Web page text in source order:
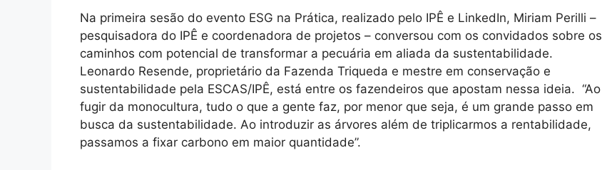
Na primeira sesão do evento ESG na Prática, realizado pelo IPÊ e LinkedIn, Miriam Perilli –
pesquisadora do IPÊ e coordenadora de projetos – conversou com os convidados sobre os
caminhos com potencial de transformar a pecuária em aliada da sustentabilidade.
Leonardo Resende, proprietário da Fazenda Triqueda e mestre em conservação e
sustentabilidade pela ESCAS/IPÊ, está entre os fazendeiros que apostam nessa ideia. “Ao
fugir da monocultura, tudo o que a gente faz, por menor que seja, é um grande passo em
busca da sustentabilidade. Ao introduzir as árvores além de triplicarmos a rentabilidade,
passamos a fixar carbono em maior quantidade”.